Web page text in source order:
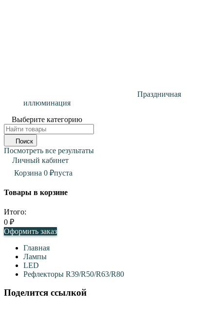
Праздничная
иллюминация
Выберите категорию
Поиск
Посмотреть все результаты
Личный кабинет
Корзина 0 ₽пуста
Товары в корзине
Итого:
0 ₽
Оформить заказ
Главная
Лампы
LED
Рефлекторы R39/R50/R63/R80
Поделится ссылкой